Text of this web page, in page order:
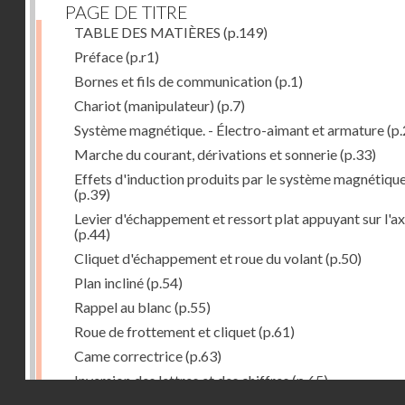
PAGE DE TITRE
TABLE DES MATIÈRES (p.149)
Préface(p.r1)
Bornes et fils de communication(p.1)
Chariot (manipulateur) (p.7)
Système magnétique. - Électro-aimant et armature
Marche du courant, dérivations et sonnerie(p.33)
Effets d'induction produits par le système
(p.39)
Levier d'échappement et ressort plat appuyant sur
(p.44)
Cliquet d'échappement et roue du volant(p.50)
Plan incliné(p.54)
Rappel au blanc (p.55)
Roue de frottement et cliquet(p.61)
Came correctrice(p.63)
Inversion des lettres et des chiffres(p.65)